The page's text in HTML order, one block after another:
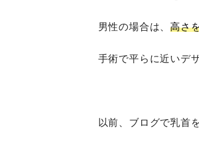
男性の場合は、高さ
手術で平らに近いデ
以前、ブログで乳首